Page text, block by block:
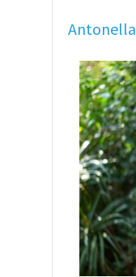
Antonella